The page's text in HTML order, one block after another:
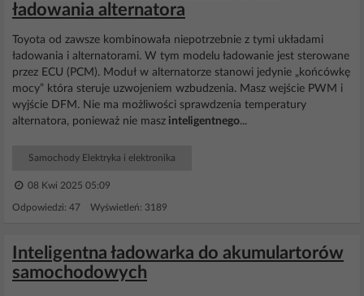
ładowania alternatora
Toyota od zawsze kombinowała niepotrzebnie z tymi układami
ładowania i alternatorami. W tym modelu ładowanie jest sterowane
przez ECU (PCM). Moduł w alternatorze stanowi jedynie „końcówkę
mocy” która steruje uzwojeniem wzbudzenia. Masz wejście PWM i
wyjście DFM. Nie ma możliwości sprawdzenia temperatury
alternatora, ponieważ nie masz inteligentnego...
Samochody Elektryka i elektronika
08 Kwi 2025 05:09
Odpowiedzi: 47 Wyświetleń: 3189
Inteligentna ładowarka do akumulartorów
samochodowych